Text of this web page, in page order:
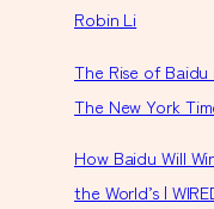
Robin Li
The Rise of
The New York
How Baidu Will
the World’s |